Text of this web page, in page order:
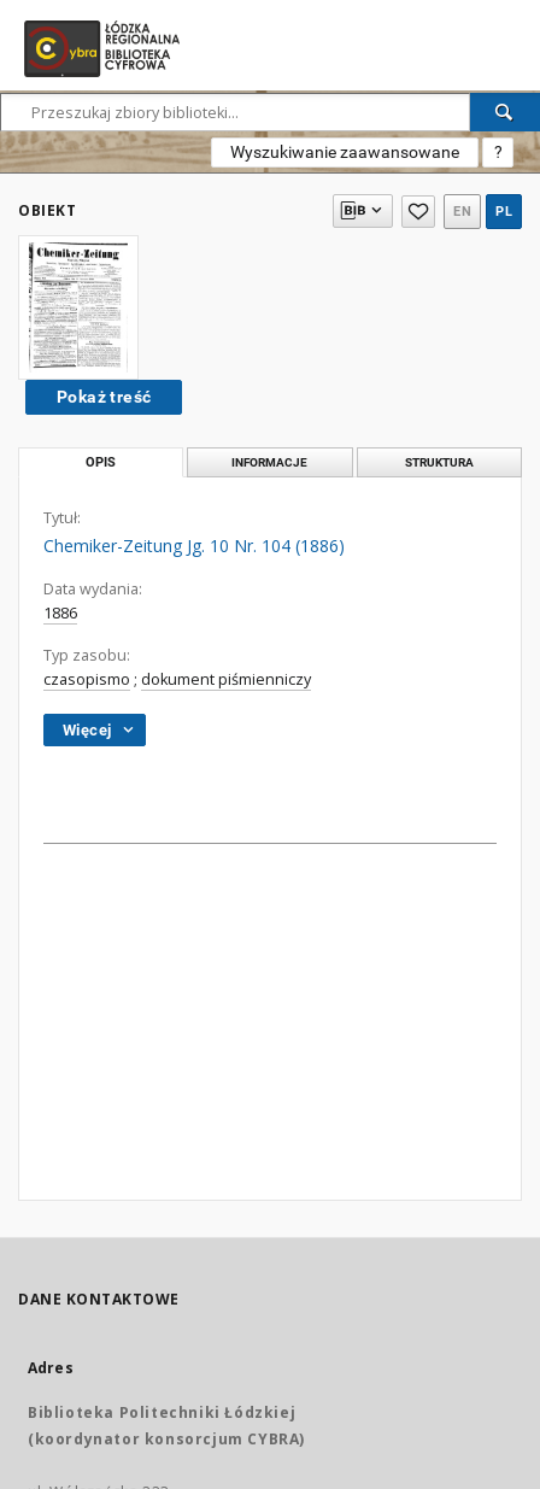
Wyszukiwanie zaawansowane ?
OBIEKT EN PL
Pokaż treść
OPIS INFORMACJE STRUKTURA
Tytuł:
Chemiker-Zeitung Jg. 10 Nr. 104 (1886)
Data wydania:
1886
Typ zasobu:
czasopismo ; dokument piśmienniczy
Więcej
DANE KONTAKTOWE
Adres
Biblioteka Politechniki Łódzkiej
(koordynator konsorcjum CYBRA)